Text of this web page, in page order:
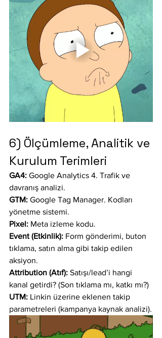
6) Ölçümleme, Analitik ve
Kurulum Terimleri
GA4: Google Analytics 4. Trafik ve
davranış analizi.
GTM: Google Tag Manager. Kodları
yönetme sistemi.
Pixel: Meta izleme kodu.
Event (Etkinlik): Form gönderimi, buton
tıklama, satın alma gibi takip edilen
aksiyon.
Attribution (Atıf): Satışı/lead’i hangi
kanal getirdi? (Son tıklama mı, katkı mı?)
UTM: Linkin üzerine eklenen takip
parametreleri (kampanya kaynak analizi).